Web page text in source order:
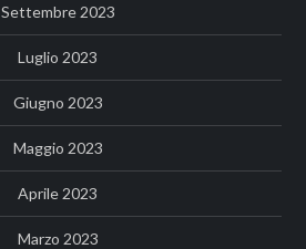
Settembre 2023
Luglio 2023
Giugno 2023
Maggio 2023
Aprile 2023
Marzo 2023